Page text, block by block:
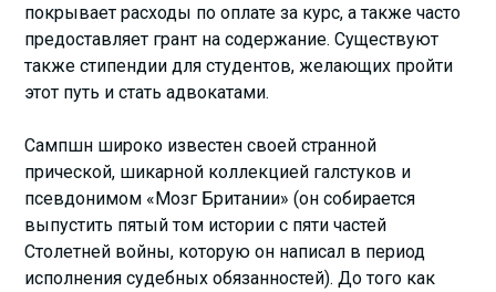
покрывает расходы по оплате за курс, а также часто
предоставляет грант на содержание. Существуют
также стипендии для студентов, желающих пройти
этот путь и стать адвокатами.
Сампшн широко известен своей странной
прической, шикарной коллекцией галстуков и
псевдонимом «Мозг Британии» (он собирается
выпустить пятый том истории с пяти частей
Столетней войны, которую он написал в период
исполнения судебных обязанностей). До того как